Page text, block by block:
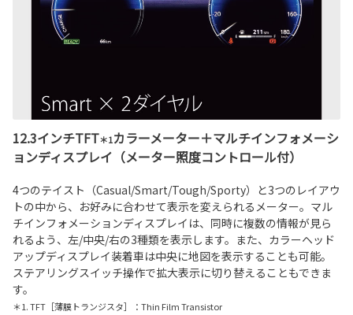
12.3インチTFT＊1カラーメーター＋マルチインフォメーシ
ョンディスプレイ（メーター照度コントロール付）
4つのテイスト（Casual/Smart/Tough/Sporty）と3つのレイアウ
トの中から、お好みに合わせて表示を変えられるメーター。マル
チインフォメーションディスプレイは、同時に複数の情報が見ら
れるよう、左/中央/右の3種類を表示します。また、カラーヘッド
アップディスプレイ装着車は中央に地図を表示することも可能。
ステアリングスイッチ操作で拡大表示に切り替えることもできま
す。
＊1. TFT［薄膜トランジスタ］：Thin Film Transistor